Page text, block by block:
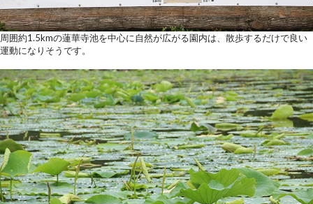
周囲約1.5kmの蓮華寺池を中心に自然が広がる園内は、散歩するだけで良い
運動になりそうです。